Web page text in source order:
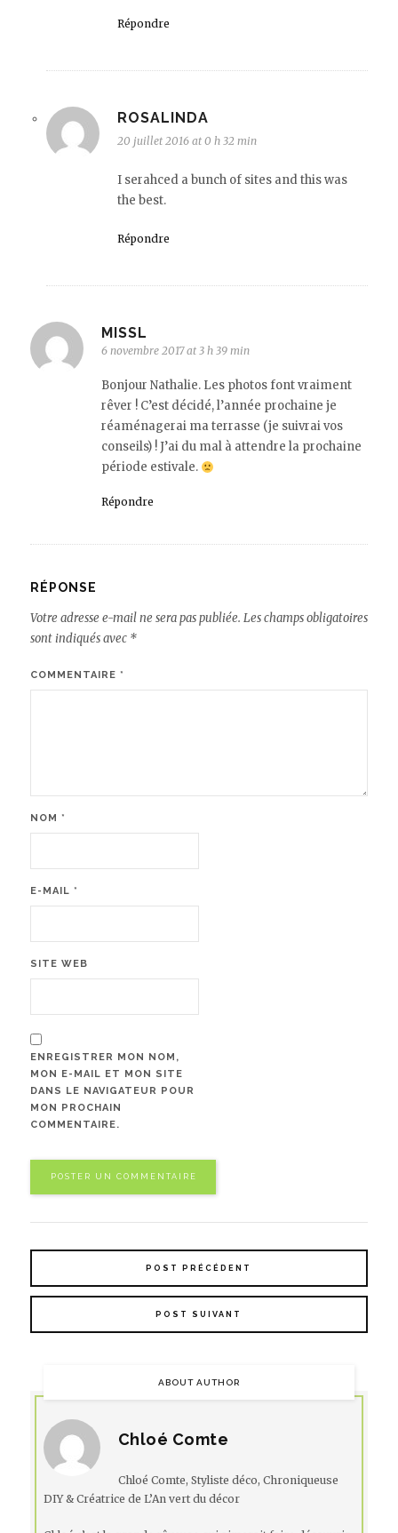
Répondre
ROSALINDA
20 juillet 2016 at 0 h 32 min
I serahced a bunch of sites and this was
the best.
Répondre
MISSL
6 novembre 2017 at 3 h 39 min
Bonjour Nathalie. Les photos font vraiment
rêver ! C’est décidé, l’année prochaine je
réaménagerai ma terrasse (je suivrai vos
conseils) ! J’ai du mal à attendre la prochaine
période estivale.
Répondre
RÉPONSE
Votre adresse e-mail ne sera pas publiée. Les champs obligatoires
sont indiqués avec *
COMMENTAIRE *
NOM *
E-MAIL *
SITE WEB
ENREGISTRER MON NOM,
MON E-MAIL ET MON SITE
DANS LE NAVIGATEUR POUR
MON PROCHAIN
COMMENTAIRE.
POST PRÉCÉDENT
POST SUIVANT
ABOUT AUTHOR
Chloé Comte
Chloé Comte, Styliste déco, Chroniqueuse
DIY & Créatrice de L’An vert du décor